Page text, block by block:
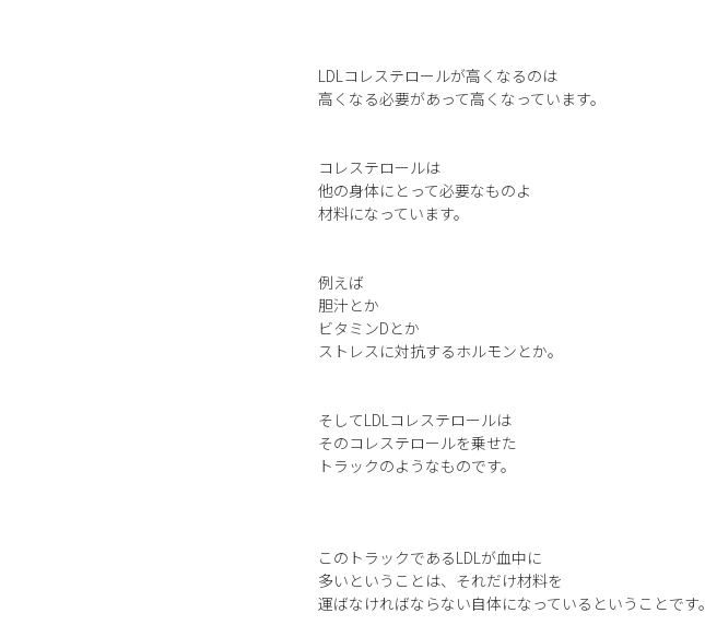
LDLコレステロールが高くなるのは
高くなる必要があって高くなっています。
コレステロールは
他の身体にとって必要なものよ
材料になっています。
例えば
胆汁とか
ビタミンDとか
ストレスに対抗するホルモンとか。
そしてLDLコレステロールは
そのコレステロールを乗せた
トラックのようなものです。
このトラックであるLDLが血中に
多いということは、それだけ材料を
運ばなければならない自体になっているということです。